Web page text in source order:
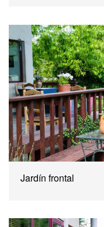
Jardín frontal